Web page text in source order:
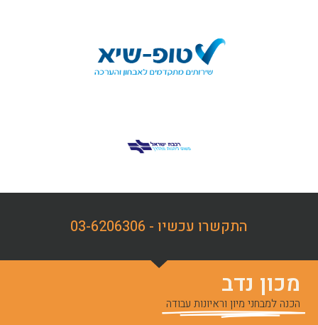
התקשרו עכשיו - 03-6206306
מכון נדב
הכנה למבחני מיון וראיונות עבודה